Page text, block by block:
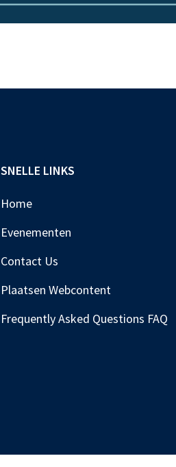
SNELLE LINKS
Home
Evenementen
Contact Us
Plaatsen Webcontent
Frequently Asked Questions FAQ